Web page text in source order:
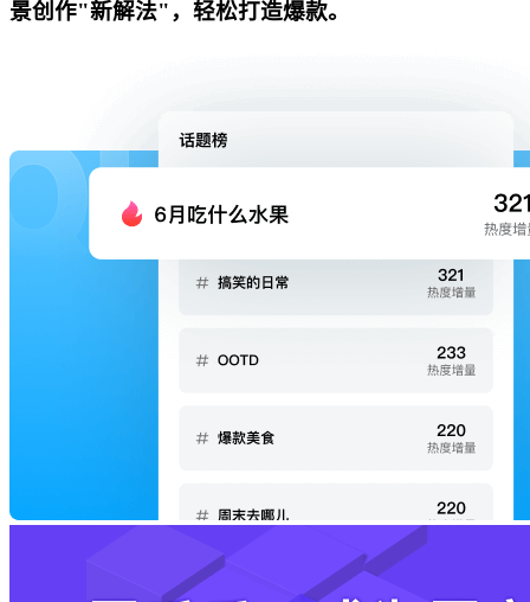
景创作"新解法"，轻松打造爆款。